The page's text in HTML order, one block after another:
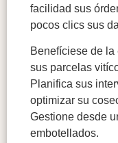
facilidad sus
pocos clics sus
Benefíciese de
sus parcelas
Planifica sus
optimizar su
Gestione desde
embotellados.